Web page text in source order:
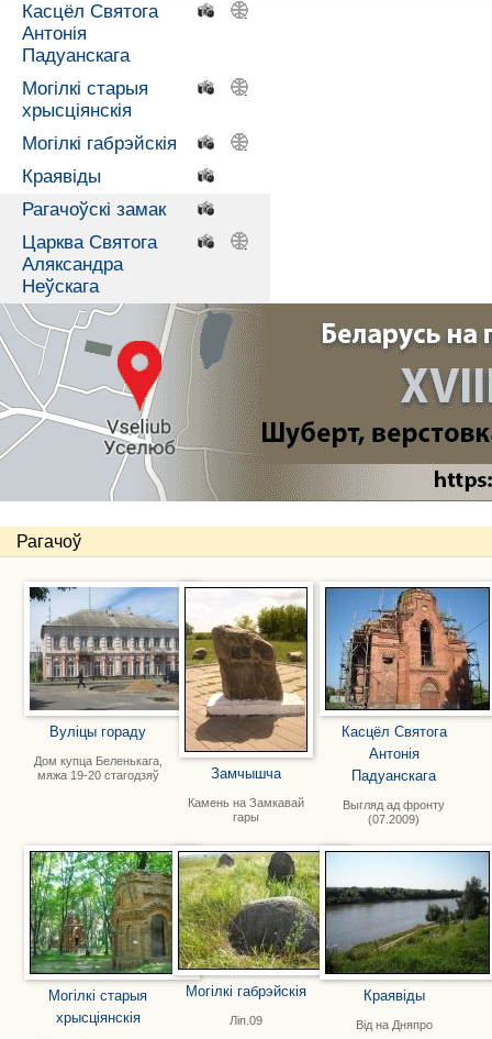
Касцёл Святога
Антонія
Падуанскага
.
.
Могілкі старыя
хрысціянскія
.
.
Могілкі габрэйскія .
.
Краявіды
Рагачоўскі замак
Царква Святога
Аляксандра
Неўскага
.
.
Рагачоў
Вуліцы гораду
Дом купца Беленькага,
мяжа 19-20 стагодзяў
Замчышча
Камень на Замкавай
гары
Касцёл Святога
Антонія
Падуанскага
Выгляд ад фронту
(07.2009)
Могілкі старыя
хрысціянскія
Могілкі габрэйскія
Ліп.09
Краявіды
Від на Дняпро